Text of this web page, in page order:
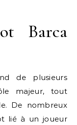
Barca
de plusieurs
majeur, tout
De nombreux
lié à un joueur